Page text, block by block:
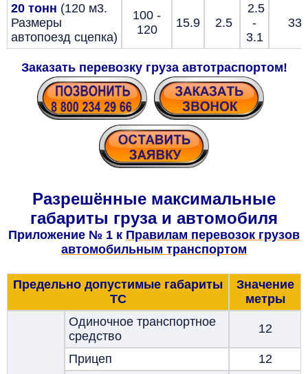
20 тонн (120 м3.
Размеры
автопоезд сцепка)
100 -
120
15.9 2.5
2.5
-
3.1
33
Заказать перевозку груза автотраспортом!
Разрешённые максимальные
габариты груза и автомобиля
Приложение № 1 к Правилам перевозок грузов
автомобильным транспортом
Предельно допустимые габариты
ТС
Значение
метры
Одиночное транспортное
средство
12
Прицеп
12